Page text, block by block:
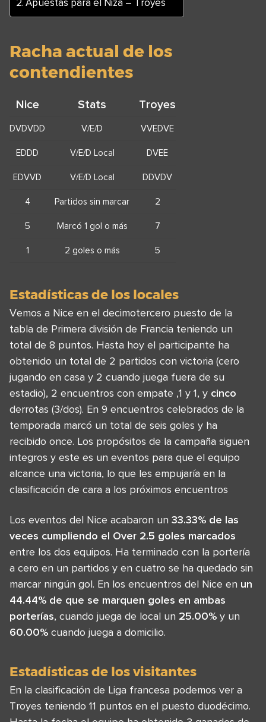
Apuestas para el Niza – Troyes
Racha actual de los
contendientes
Nice Stats Troyes
DVDVDD V/E/D VVEDVE
EDDD V/E/D Local DVEE
EDVVD V/E/D Local DDVDV
4 Partidos sin marcar 2
5 Marcó 1 gol o más 7
1 2 goles o más 5
Estadísticas de los locales
Vemos a Nice en el decimotercero puesto de la
tabla de Primera división de Francia teniendo un
total de 8 puntos. Hasta hoy el participante ha
obtenido un total de 2 partidos con victoria (cero
jugando en casa y 2 cuando juega fuera de su
estadio), 2 encuentros con empate ,1 y 1, y cinco
derrotas (3/dos). En 9 encuentros celebrados de la
temporada marcó un total de seis goles y ha
recibido once. Los propósitos de la campaña siguen
integros y este es un eventos para que el equipo
alcance una victoria, lo que les empujaría en la
clasificación de cara a los próximos encuentros
Los eventos del Nice acabaron un 33.33% de las
veces cumpliendo el Over 2.5 goles marcados
entre los dos equipos. Ha terminado con la portería
a cero en un partidos y en cuatro se ha quedado sin
marcar ningún gol. En los encuentros del Nice en un
44.44% de que se marquen goles en ambas
porterías, cuando juega de local un 25.00% y un
60.00% cuando juega a domicilio.
Estadísticas de los visitantes
En la clasificación de Liga francesa podemos ver a
Troyes teniendo 11 puntos en el puesto duodécimo.